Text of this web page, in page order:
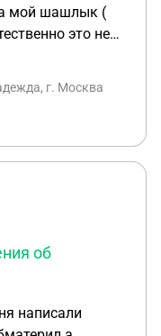
мой шашлык (
это не
не
от соседских и
мчс и нам
в
г. Москва
об
написали